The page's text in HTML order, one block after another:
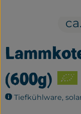
Großverpackung
Geplante Kisten
(600g)
Tiefkühlware,